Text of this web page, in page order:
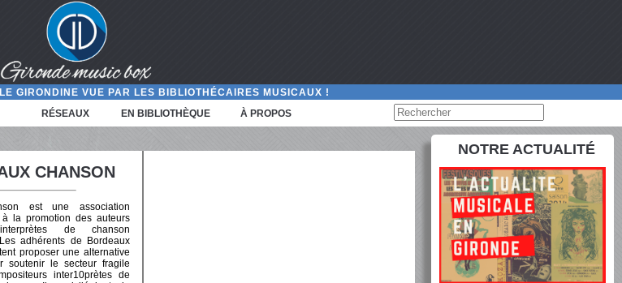
GIRONDINE VUE PAR LES BIBLIOTHÉCAIRES MUSICAUX !
RÉSEAUX EN BIBLIOTHÈQUE À PROPOS
CHANSON
est une association
la promotion des auteurs
de chanson
adhérents de Bordeaux
proposer une alternative
soutenir le secteur fragile
inter10prètes de
NOTRE ACTUALITÉ